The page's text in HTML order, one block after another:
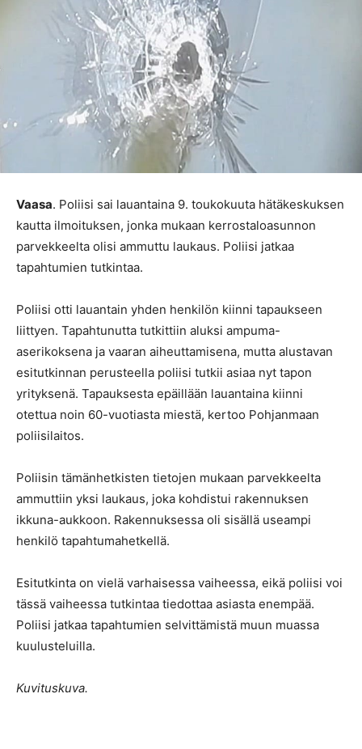
Vaasa. Poliisi sai lauantaina 9. toukokuuta hätäkeskuksen
kautta ilmoituksen, jonka mukaan kerrostaloasunnon
parvekkeelta olisi ammuttu laukaus. Poliisi jatkaa
tapahtumien tutkintaa.
Poliisi otti lauantain yhden henkilön kiinni tapaukseen
liittyen. Tapahtunutta tutkittiin aluksi ampuma-
aserikoksena ja vaaran aiheuttamisena, mutta alustavan
esitutkinnan perusteella poliisi tutkii asiaa nyt tapon
yrityksenä. Tapauksesta epäillään lauantaina kiinni
otettua noin 60-vuotiasta miestä, kertoo Pohjanmaan
poliisilaitos.
Poliisin tämänhetkisten tietojen mukaan parvekkeelta
ammuttiin yksi laukaus, joka kohdistui rakennuksen
ikkuna-aukkoon. Rakennuksessa oli sisällä useampi
henkilö tapahtumahetkellä.
Esitutkinta on vielä varhaisessa vaiheessa, eikä poliisi voi
tässä vaiheessa tutkintaa tiedottaa asiasta enempää.
Poliisi jatkaa tapahtumien selvittämistä muun muassa
kuulusteluilla.
Kuvituskuva.